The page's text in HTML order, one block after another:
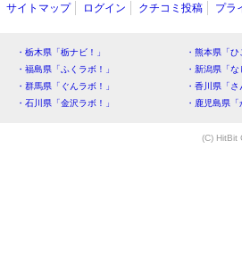
サイトマップ ログイン クチコミ投稿 プラ
・栃木県「栃ナビ！」
・熊本県「
・福島県「ふくラボ！」
・新潟県「
・群馬県「ぐんラボ！」
・香川県「
・石川県「金沢ラボ！」
・鹿児島県
(C) HitBit